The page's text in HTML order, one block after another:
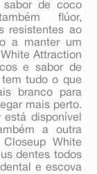
sabor de coco
flúor,
resistentes ao
a manter um
Attraction
e sabor de
tudo o que
branco para
mais perto.
disponível
a outra
White
dentes todos
e escova